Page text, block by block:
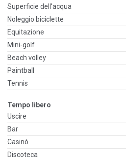
Superficie dell'acqua
Noleggio biciclette
Equitazione
Mini-golf
Beach volley
Paintball
Tennis
Tempo libero
Uscire
Bar
Casinò
Discoteca